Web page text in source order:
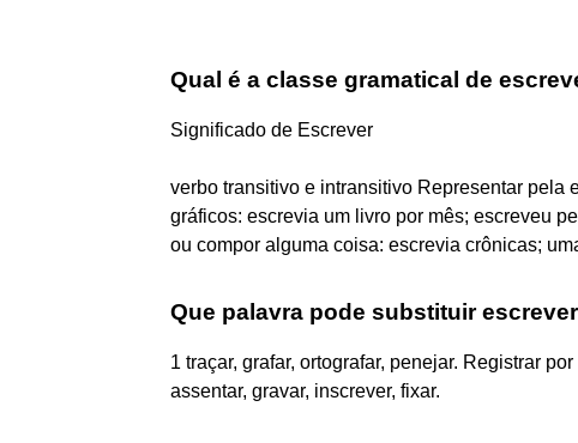
Qual é a classe gramatical de
Significado de Escrever
verbo transitivo e intransitivo Representar pela
gráficos: escrevia um livro por mês; escreveu
ou compor alguma coisa: escrevia crônicas;
Que palavra pode substituir
1 traçar, grafar, ortografar, penejar. Registrar
assentar, gravar, inscrever, fixar.